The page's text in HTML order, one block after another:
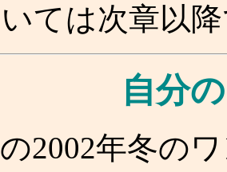
ては次章以
自分
2002年冬の